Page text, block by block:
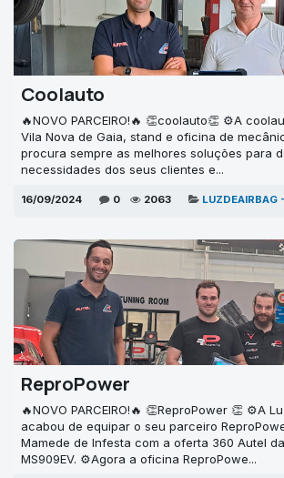
Coolauto
🔥NOVO PARCEIRO!🔥 👏coolauto👏 ⚙A
Vila Nova de Gaia, stand e oficina de
procura sempre as melhores soluções para
necessidades dos seus clientes e...
16/09/2024 0 2063 LUZDEAIRBAG
ReproPower
🔥NOVO PARCEIRO!🔥 👏ReproPower 👏 ⚙A
acabou de equipar o seu parceiro
Mamede de Infesta com a oferta 360 Autel
MS909EV. ⚙Agora a oficina ReproPowe...